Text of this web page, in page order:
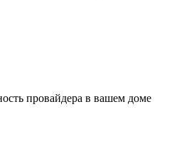
провайдера в вашем доме